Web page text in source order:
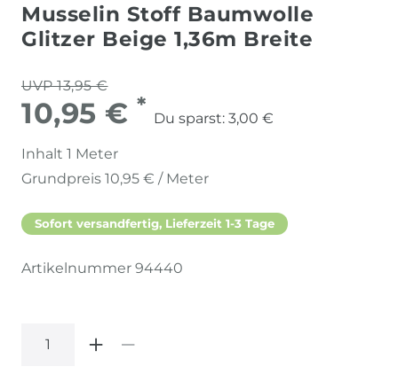
Musselin Stoff Baumwolle
Glitzer Beige 1,36m Breite
UVP 13,95 €
10,95 € *
Du sparst: 3,00 €
Inhalt 1 Meter
Grundpreis 10,95 € / Meter
Sofort versandfertig, Lieferzeit 1-3 Tage
Artikelnummer 94440